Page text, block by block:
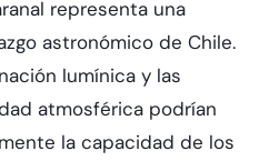
representa una
astronómico de Chile.
lumínica y las
atmosférica podrían
la capacidad de los